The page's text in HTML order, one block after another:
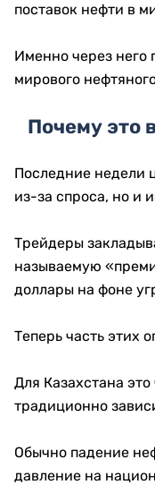
поставок нефти в
Именно через него
мирового
Почему это
Последние недели
из-за спроса, но и
Трейдеры
называемую
доллары на фоне
Теперь часть этих
Для Казахстана это
традиционно
Обычно падение
давление на